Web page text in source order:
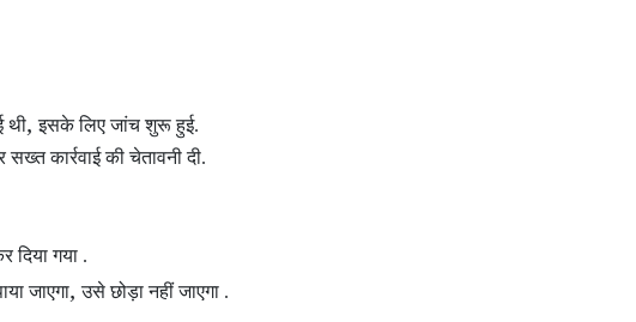
थी,इसके लिए जांच शुरू हुई.
कार्रवाई की चेतावनी दी.
दिया गया .
जाएगा,उसे छोड़ा नहीं जाएगा .